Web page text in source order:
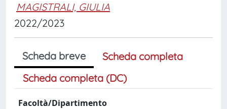
MAGISTRALI, GIULIA
2022/2023
Scheda breve
Scheda completa
Scheda completa (DC)
Facoltà/Dipartimento